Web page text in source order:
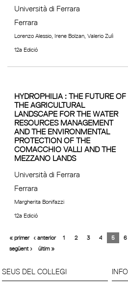
Università di Ferrara
Ferrara
Lorenzo Alessio, Irene Bolzan, Valerio Zulì
12a Edició
HYDROPHILIA : THE FUTURE OF
THE AGRICULTURAL
LANDSCAPE FOR THE WATER
RESOURCES MANAGEMENT
AND THE ENVIRONMENTAL
PROTECTION OF THE
COMACCHIO VALLI AND THE
MEZZANO LANDS
Università di Ferrara
Ferrara
Margherita Bonifazzi
12a Edició
« primer ‹ anterior 1 2 3 4 5 6
següent ›
últim »
SEUS DEL COL·LEGI